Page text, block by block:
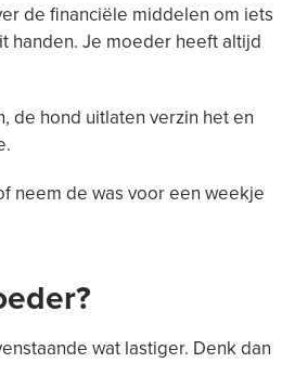
de financiële middelen om iets
handen. Je moeder heeft altijd
de hond uitlaten verzin het en
neem de was voor een weekje
wat lastiger. Denk dan